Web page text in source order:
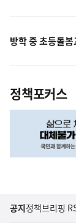
방학 중 초등돌
정책포커스
공지정책브리핑